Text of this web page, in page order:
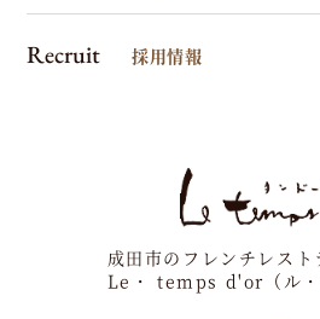
Recruit 採用情報
成田市のフレンチレスト
Le・ temps d'or（ル・